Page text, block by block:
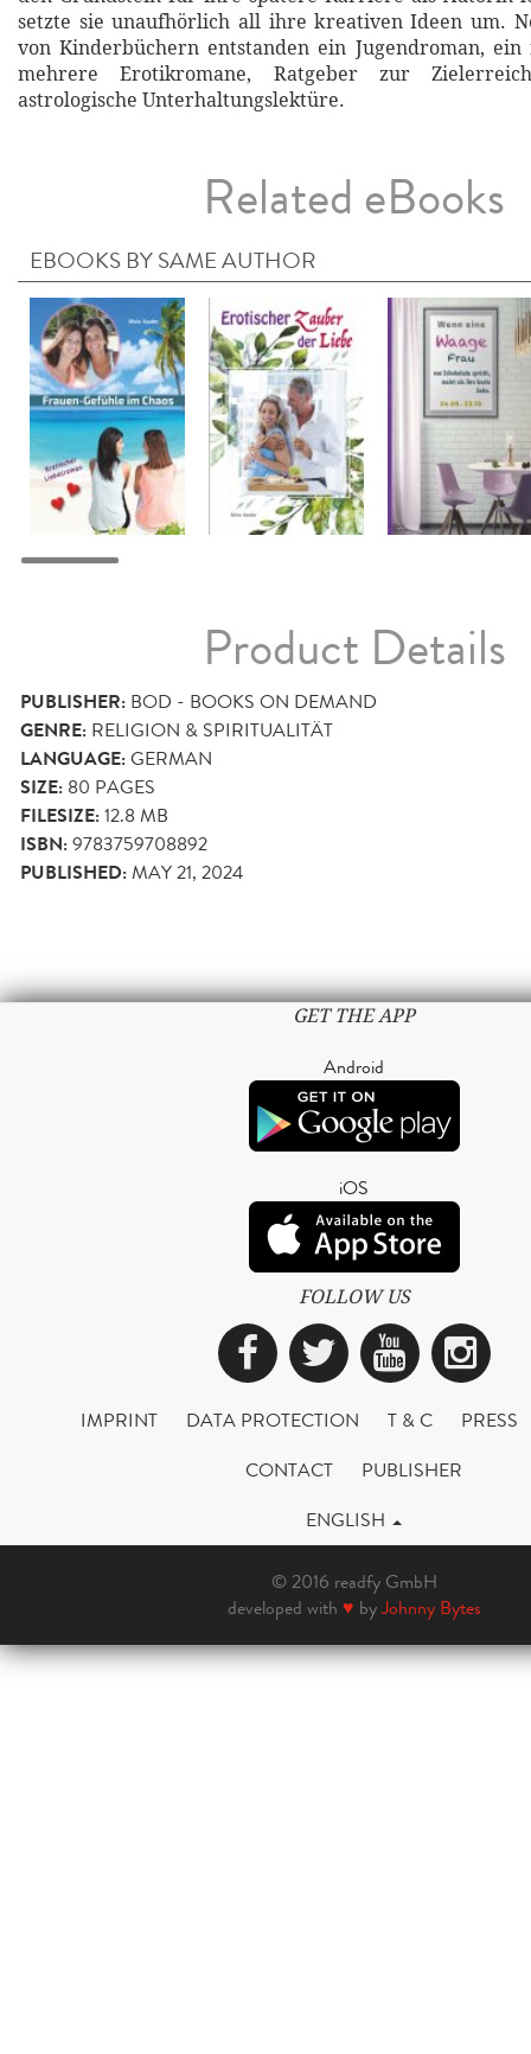
setzte sie unaufhörlich all ihre kreativen Ideen um.
von Kinderbüchern entstanden ein Jugendroman,
mehrere Erotikromane, Ratgeber zur
astrologische Unterhaltungslektüre.
Related eBooks
EBOOKS BY SAME AUTHOR
Product Details
PUBLISHER: BOD - BOOKS ON DEMAND
GENRE: RELIGION & SPIRITUALITÄT
LANGUAGE:GERMAN
SIZE: 80 PAGES
FILESIZE:12.8 MB
ISBN:9783759708892
PUBLISHED:MAY 21, 2024
GET THE APP
Android
iOS
FOLLOW US
Facebook
Twitter
IMPRINT DATA PROTECTION T & C
PRESS
CONTACT
PUBLISHER
ENGLISH
© 2016 readfy GmbH
developed with ♥ byJohnny Bytes